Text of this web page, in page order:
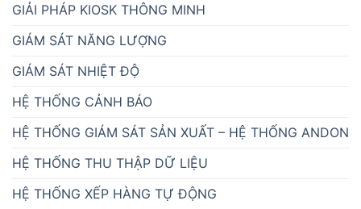
GIẢI PHÁP KIOSK THÔNG MINH
GIÁM SÁT NĂNG LƯỢNG
GIÁM SÁT NHIỆT ĐỘ
HỆ THỐNG CẢNH BÁO
HỆ THỐNG GIÁM SÁT SẢN XUẤT – HỆ THỐNG ANDON
HỆ THỐNG THU THẬP DỮ LIỆU
HỆ THỐNG XẾP HÀNG TỰ ĐỘNG